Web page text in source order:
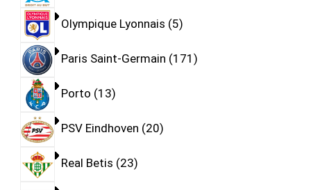
Olympique Lyonnais 5
Paris Saint-Germain 171
Porto 13
PSV Eindhoven 20
Real Betis 23